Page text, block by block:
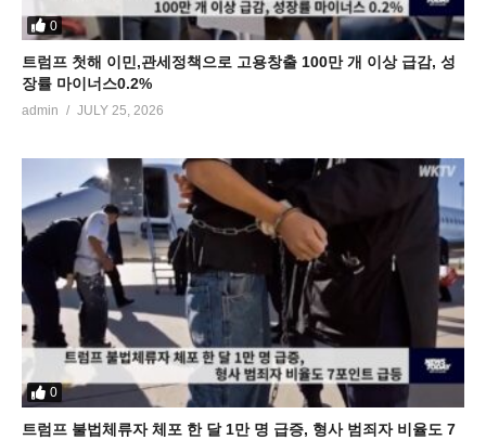
0
트럼프 첫해 이민,관세정책으로 고용창출 100만 개 이상 급감, 성
장률 마이너스0.2%
admin JULY 25, 2026
0
트럼프 불법체류자 체포 한 달 1만 명 급증, 형사 범죄자 비율도 7